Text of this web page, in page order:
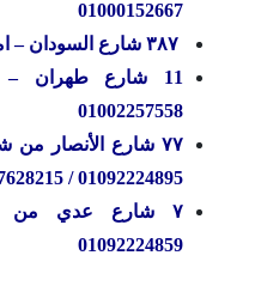
01000152667
01002257558
۷۷ شارع الأنصار
01092224895 / 0237628215
01092224859